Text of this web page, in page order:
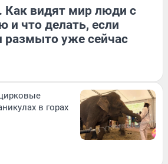
Как видят мир люди с
и что делать, если
размыто уже сейчас
в горах